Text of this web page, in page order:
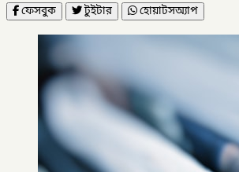
ফেসবুক
টুইটার হোয়াটসঅ্যাপ